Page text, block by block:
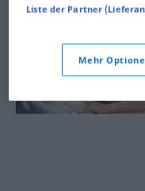
Liste der Partner
Mehr